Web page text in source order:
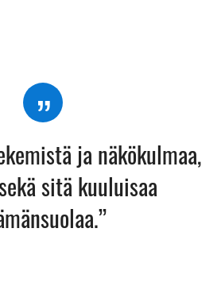
ja näkökulmaa,
sitä kuuluisaa